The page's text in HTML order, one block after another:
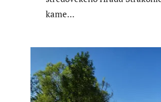
kame...